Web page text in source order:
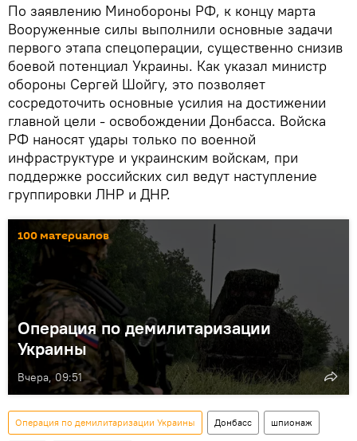
По заявлению Минобороны РФ, к концу марта
Вооруженные силы выполнили основные задачи
первого этапа спецоперации, существенно снизив
боевой потенциал Украины. Как указал министр
обороны Сергей Шойгу, это позволяет
сосредоточить основные усилия на достижении
главной цели - освобождении Донбасса. Войска
РФ наносят удары только по военной
инфраструктуре и украинским войскам, при
поддержке российских сил ведут наступление
группировки ЛНР и ДНР.
100 материалов
Операция по демилитаризации
Украины
Вчера, 09:51
Операция по демилитаризации Украины Донбасс шпионаж